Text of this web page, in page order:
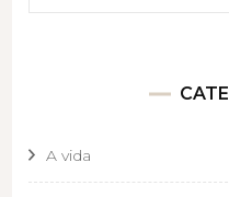
A vida